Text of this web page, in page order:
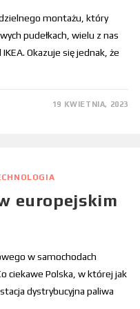
montażu, który
pudełkach, wielu z nas
Okazuje się jednak, że
19 KWIETNIA, 2023
europejskim
w samochodach
ciekawe Polska, w której jak
dystrybucyjna paliwa